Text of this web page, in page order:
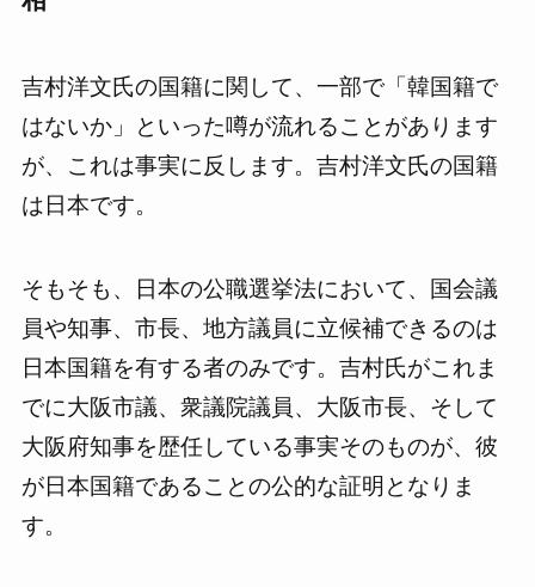
吉村洋文氏の国籍に関して、一部で「韓国籍で
はないか」といった噂が流れることがあります
が、これは事実に反します。吉村洋文氏の国籍
は日本です。
そもそも、日本の公職選挙法において、国会議
員や知事、市長、地方議員に立候補できるのは
日本国籍を有する者のみです。吉村氏がこれま
でに大阪市議、衆議院議員、大阪市長、そして
大阪府知事を歴任している事実そのものが、彼
が日本国籍であることの公的な証明となりま
す。